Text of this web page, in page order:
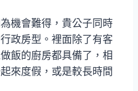
機會難得，貴公子同時
政房型。裡面除了有客
飯的廚房都具備了，相
來度假，或是較長時間